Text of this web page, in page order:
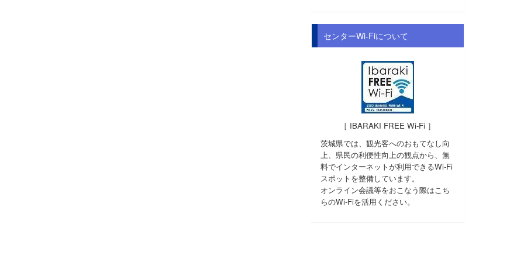
センターWi-Fiについて
［ IBARAKI FREE Wi-Fi ］
茨城県では、観光客へのおもてなし向
上、県民の利便性向上の観点から、無
料でインターネットが利用できるWi-Fi
スポットを整備しています。
オンライン会議等をおこなう際はこち
らのWi-Fiを活用ください。